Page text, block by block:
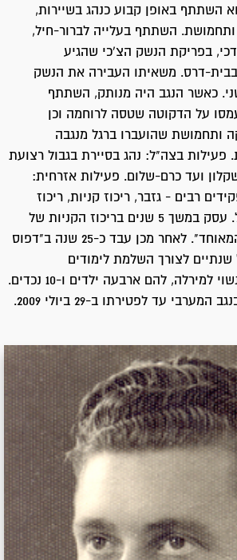
השתתף באופן קבוע כנהג בשיירות,
השתתף בעלייה לברור-חיל,
בפריקת הנשק הצ'כי שהגיע
דרס. משאיתו העבירה את הנשק
כאשר הנגב היה מנותק, השתתף
על הדקוטה שטסה לרוחמה וכן
ותחמושת שהועברו ברגל מנגבה
פעילות בצה"ל: נהג בסיירת בגבול רצועת
ועד כרם-שלום. פעילות אזרחית:
רבים - גזבר, ריכוז קניות, ריכוז
ועדות וריכוז ענף הלול. עסק במשך 5 שנים בריכוז הקניות של
ארגון "משקי הקיבוץ המאוחד". לאחר מכן עבד כ-25 שנה ב"דפוס
לצורך השלמת לימודים
על-תיכוניים. יענקלה נשוי למירלה, להם ארבעה ילדים ו-10 נכדים.
עד לפטירתו ב-29 ביולי 2009.